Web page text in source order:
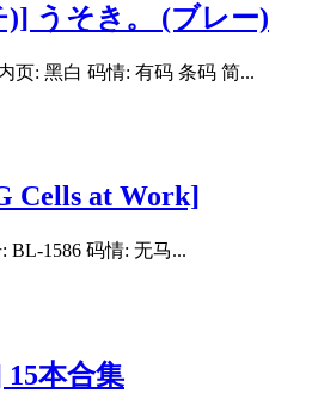
)] うそき。 (ブレー)
页: 黑白 码情: 有码 条码 简...
Cells at Work]
BL-1586 码情: 无马...
15本合集